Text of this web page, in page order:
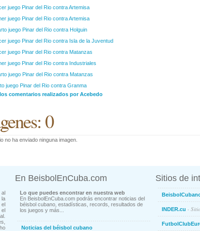
juego Pinar del Rio contra Artemisa
juego Pinar del Rio contra Artemisa
juego Pinar del Rio contra Holguin
juego Pinar del Rio contra Isla de la Juventud
juego Pinar del Rio contra Matanzas
juego Pinar del Rio contra Industriales
juego Pinar del Rio contra Matanzas
juego Pinar del Rio contra Granma
comentarios realizados por Acebedo
0
no ha enviado ninguna imagen.
el
En BeisbolEnCuba.com
Lo que puedes encontrar en nuestra web
En BeisbolEnCuba.com podrás encontrar noticias del
béisbol cubano, estadísticas, records, resultados de
los juegos y más...
Noticias del béisbol cubano
Sitios de
INDER.cu -